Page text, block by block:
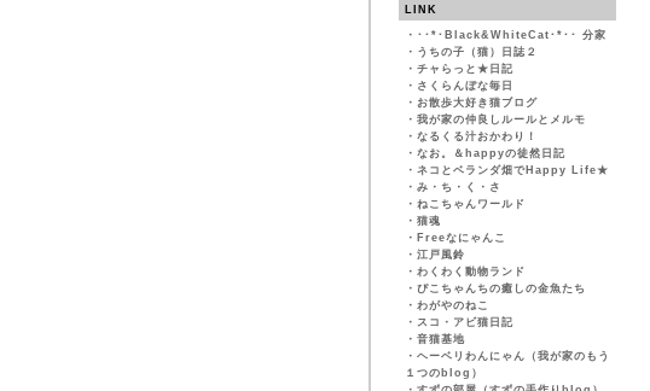
LINK
・ ･･*･Black&WhiteCat･*･･ 分家
・ うちの子（猫）日誌２
・ チャらっと★日記
・ さくらんぼな毎日
・ お散歩大好き猫ブログ
・ 我が家の仲良しルールとメルモ
・ なるくる汁おかわり！
・ なお。＆happyの徒然日記
・ ネコとベランダ畑でHappy Life★
・ み・ち・く・さ
・ ねこちゃんワールド
・ 猫魂
・ Freeなにゃんこ
・ 江戸風鈴
・ わくわく動物ランド
・ ぴこちゃんちの癒しの金魚たち
・ わがやのねこ
・ スコ・アビ猫日記
・ 音猫基地
・ ヘーベリわんにゃん（我が家のもう
１つのblog）